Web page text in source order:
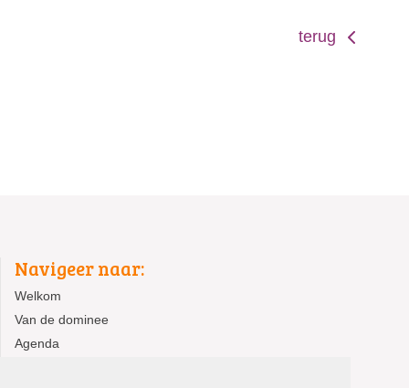
terug
Navigeer naar:
Welkom
Van de dominee
Agenda